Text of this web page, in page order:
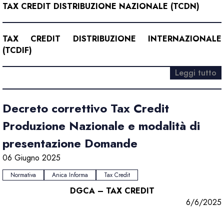
TAX CREDIT DISTRIBUZIONE NAZIONALE (TCDN)
TAX CREDIT DISTRIBUZIONE INTERNAZIONALE
(TCDIF)
Leggi tutto
Decreto correttivo Tax Credit
Produzione Nazionale e modalità di
presentazione Domande
06 Giugno 2025
Normativa Anica Informa Tax Credit
DGCA – TAX CREDIT
6/6/2025